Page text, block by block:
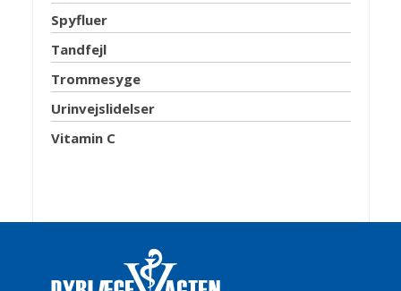
Spyfluer
Tandfejl
Trommesyge
Urinvejslidelser
Vitamin C